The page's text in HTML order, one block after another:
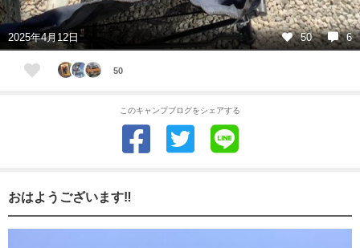
2025年4月12日 50 6
50
このキャンプブログをシェアする
おはようございます‼️